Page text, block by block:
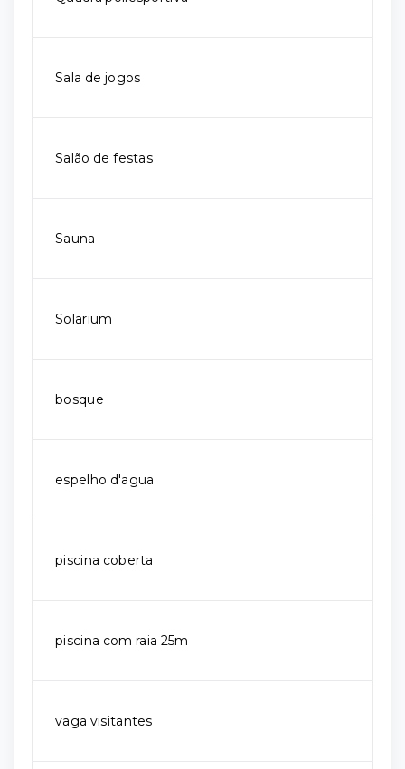
Sala de jogos
Salão de festas
Sauna
Solarium
bosque
espelho d'agua
piscina coberta
piscina com raia 25m
vaga visitantes